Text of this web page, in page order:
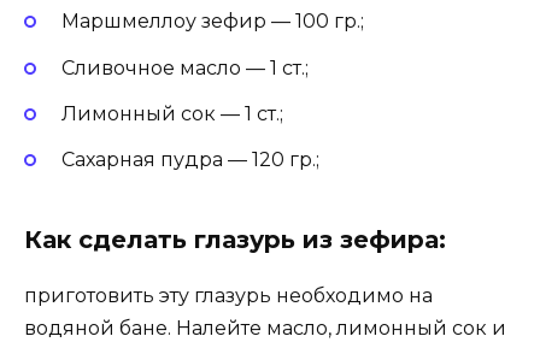
Маршмеллоу зефир — 100 гр.;
Сливочное масло — 1 ст.;
Лимонный сок — 1 ст.;
Сахарная пудра — 120 гр.;
Как сделать глазурь из зефира:
приготовить эту глазурь необходимо на
водяной бане. Налейте масло, лимонный сок и